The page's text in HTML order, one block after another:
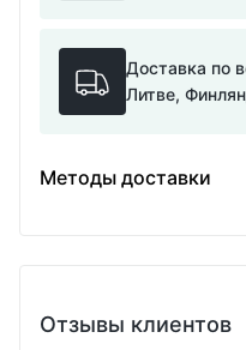
Доставка по
Литве,
Методы доставки
Отзывы клиентов